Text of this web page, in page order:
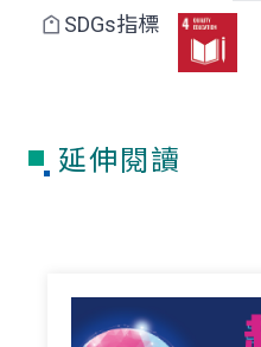
SDGs指標
延伸閱讀